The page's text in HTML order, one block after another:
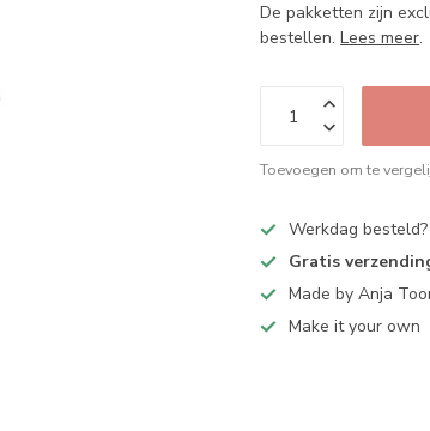
De pakketten zijn
bestellen.Lees meer.
Toevoegen om te
Werkdag
Gratis
Made by Anja
Make it your own